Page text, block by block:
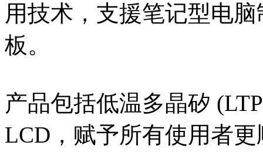
用技术，支援笔记型电
板。
产品包括低温多晶矽
LCD，赋予所有使用者